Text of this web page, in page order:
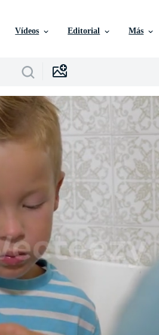
Vídeos Editorial Más